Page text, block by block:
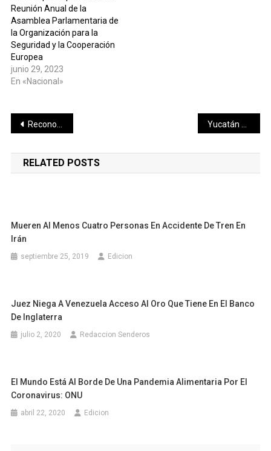
Reunión Anual de la
Asamblea Parlamentaria de
la Organización para la
Seguridad y la Cooperación
Europea
junio 29, 2023
En «Nacional»
Navegación
de
entradas
Reconoce Cecilia Patrón el trabajo de los acreditados de Micromer; “Cumplir con su palabra nos permite dar más apoyos a más emprendedores”
RELATED POSTS
Mueren Al Menos Cuatro Personas En Accidente De Tren En
Irán
septiembre 25, 2019 Edicion
Juez Niega A Venezuela Acceso Al Oro Que Tiene En El Banco
De Inglaterra
julio 2, 2020 Redaccion Senderos
El Mundo Está Al Borde De Una Pandemia Alimentaria Por El
Coronavirus: ONU
abril 22, 2020 Edicion